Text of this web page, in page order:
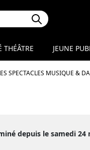
SPECTACLES MUSIQUE &
THÉÂTRE JEUNE
depuis le samedi 24